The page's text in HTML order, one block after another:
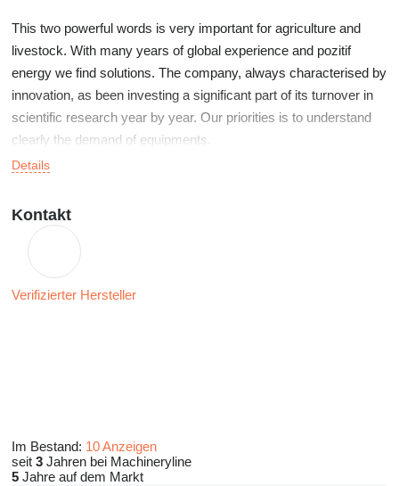
This two powerful words is very important for agriculture and
livestock. With many years of global experience and pozitif
energy we find solutions. The company, always characterised by
innovation, as been investing a significant part of its turnover in
scientific research year by year. Our priorities is to understand
clearly the demand of equipments.
Details
Kontakt
Verifizierter Hersteller
Im Bestand: 10 Anzeigen
seit 3 Jahren bei Machineryline
5 Jahre auf dem Markt